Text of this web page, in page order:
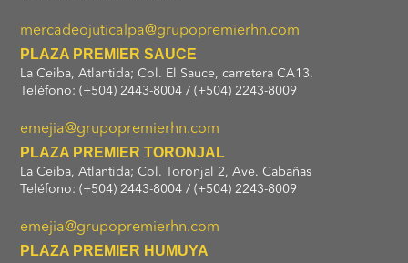
mercadeojuticalpa@grupopremierhn.com
PLAZA PREMIER SAUCE
La Ceiba, Atlantida; Col. El Sauce, carretera CA13.
Teléfono: (+504) 2443-8004 / (+504) 2243-8009
emejia@grupopremierhn.com
PLAZA PREMIER TORONJAL
La Ceiba, Atlantida; Col. Toronjal 2, Ave. Cabañas
Teléfono: (+504) 2443-8004 / (+504) 2243-8009
emejia@grupopremierhn.com
PLAZA PREMIER HUMUYA